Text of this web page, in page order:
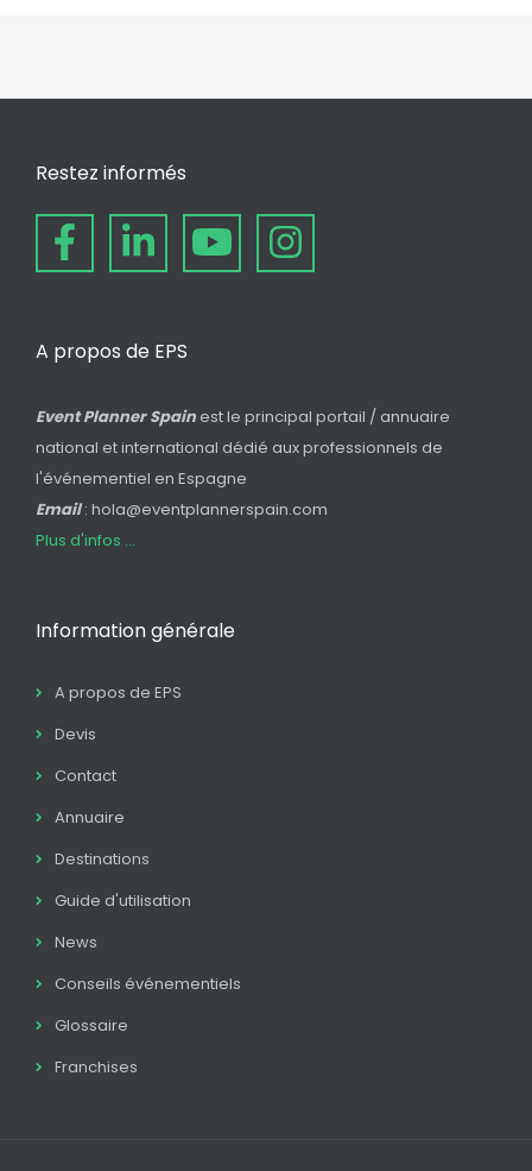
Restez informés
A propos de EPS
Event Planner Spain est le principal portail / annuaire
national et international dédié aux professionnels de
l'événementiel en Espagne
Email: hola@eventplannerspain.com
Plus d'infos ...
Information générale
A propos de EPS
Devis
Contact
Annuaire
Destinations
Guide d'utilisation
News
Conseils événementiels
Glossaire
Franchises